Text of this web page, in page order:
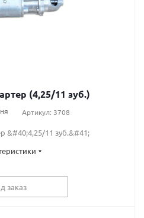
(4,25/11 зуб.)
Артикул: 3708
&#40;4,25/11 зуб.&#41;
заказ